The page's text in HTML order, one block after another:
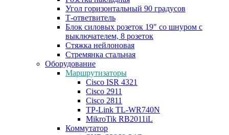
Угол горизонтальный 90 градусов
Т-ответвитель
Блок силовых розеток 19″ со шнуром с
выключателем, 8 розеток
Стяжка нейлоновая
Стремянка стальная
Оборудование
Маршрутизаторы
Cisco ISR 4321
Cisco 2911
Cisco 2811
TP-Link TL-WR740N
MikroTik RB2011iL
Коммутатор